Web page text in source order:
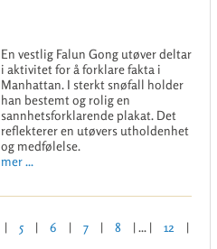
En vestlig Falun Gong utøver deltar
i aktivitet for å forklare fakta i
Manhattan. I sterkt snøfall holder
han bestemt og rolig en
sannhetsforklarende plakat. Det
reflekterer en utøvers utholdenhet
og medfølelse.
mer ...
| 5 | 6 | 7 | 8 | ... | 12 |